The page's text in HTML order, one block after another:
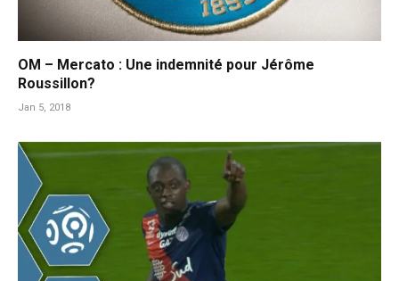
OM – Mercato : Une indemnité pour Jérôme
Roussillon?
Jan 5, 2018